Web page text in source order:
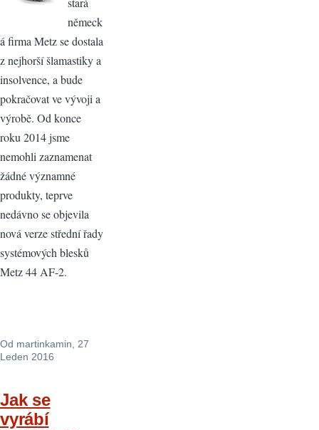
německ
á firma Metz se dostala
z nejhorší šlamastiky a
insolvence, a bude
pokračovat ve vývoji a
výrobě. Od konce
roku 2014 jsme
nemohli zaznamenat
žádné významné
produkty, teprve
nedávno se objevila
nová verze střední řady
systémových blesků
Metz 44 AF-2.
Od martinkamin , 27
Leden 2016
Jak se
vyrábí